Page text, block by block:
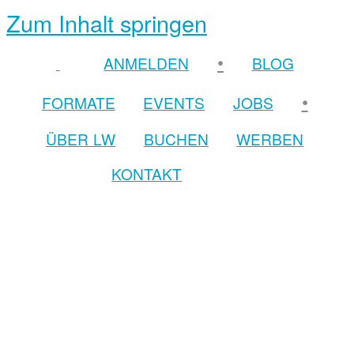
Zum Inhalt springen
ANMELDEN •
BLOG
FORMATE
EVENTS JOBS •
ÜBER LW BUCHEN
WERBEN
KONTAKT